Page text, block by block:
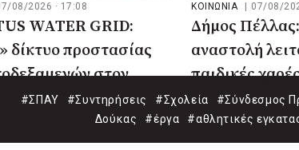
08/2026 · 17:08
WATER GRID:
δίκτυο προστασίας
στον
ΚΟΙΝΩΝΙΑ 07/08/
Δήμος
αναστολή
παιδικές
#ΣΠΑΥ #Συντηρήσεις #Σχολεία #Σύνδεσμος
Δούκας
#έργα #αθλητικές